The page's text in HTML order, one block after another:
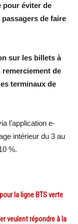
pour éviter de
de faire
sur les billets à
remerciement de
terminaux de
l’application e-
intérieur du 3 au
%.
la ligne BTS verte
veulent répondre à la